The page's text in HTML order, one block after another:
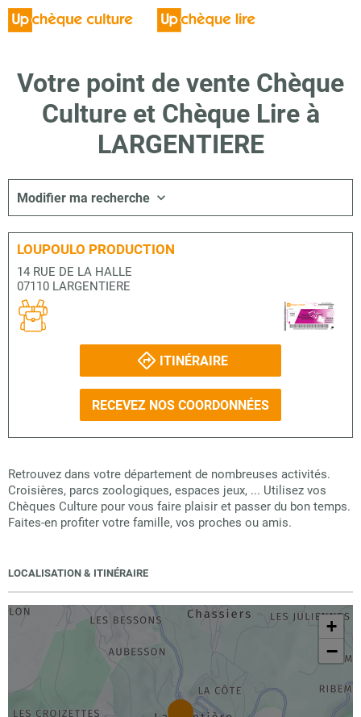
Votre point de vente Chèque
Culture et Chèque Lire à
LARGENTIERE
Modifier ma recherche
LOUPOULO PRODUCTION
14 RUE DE LA HALLE
07110 LARGENTIERE
ITINÉRAIRE
RECEVEZ NOS COORDONNÉES
Retrouvez dans votre département de nombreuses activités.
Croisières, parcs zoologiques, espaces jeux, ... Utilisez vos
Chèques Culture pour vous faire plaisir et passer du bon temps.
Faites-en profiter votre famille, vos proches ou amis.
LOCALISATION & ITINÉRAIRE
+
−